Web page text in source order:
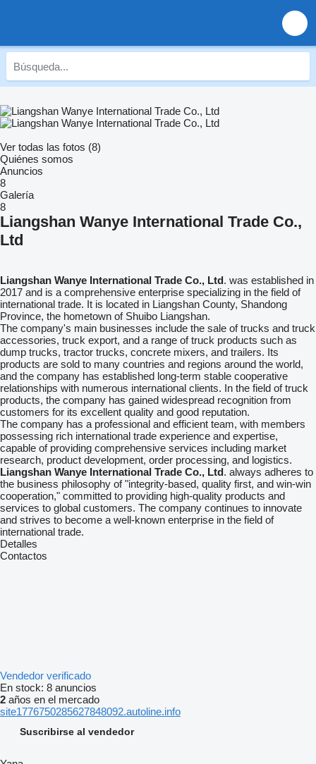
Ver todas las fotos (8)
Quiénes somos
Anuncios
8
Galería
8
Liangshan Wanye International Trade Co.,
Ltd
Liangshan Wanye International Trade Co., Ltd. was established in
2017 and is a comprehensive enterprise specializing in the field of
international trade. It is located in Liangshan County, Shandong
Province, the hometown of Shuibo Liangshan.
The company's main businesses include the sale of trucks and truck
accessories, truck export, and a range of truck products such as
dump trucks, tractor trucks, concrete mixers, and trailers. Its
products are sold to many countries and regions around the world,
and the company has established long-term stable cooperative
relationships with numerous international clients. In the field of truck
products, the company has gained widespread recognition from
customers for its excellent quality and good reputation.
The company has a professional and efficient team, with members
possessing rich international trade experience and expertise,
capable of providing comprehensive services including market
research, product development, order processing, and logistics.
Liangshan Wanye International Trade Co., Ltd. always adheres to
the business philosophy of "integrity-based, quality first, and win-win
cooperation," committed to providing high-quality products and
services to global customers. The company continues to innovate
and strives to become a well-known enterprise in the field of
international trade.
Detalles
Contactos
Vendedor verificado
En stock: 8 anuncios
2 años en el mercado
site1776750285627848092.autoline.info
Suscribirse al vendedor